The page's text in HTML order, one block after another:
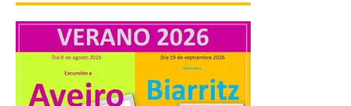
El estreno absoluto de la
obra “De indis. Por favor,
firme aquí” y la música del